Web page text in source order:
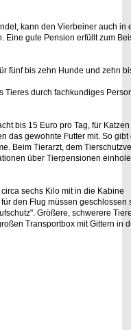
kann den Vierbeiner auch in
Eine gute Pension erfüllt zum
fünf bis zehn Hunde und zehn
Tieres durch fachkundiges
bis 15 Euro pro Tag, für
das gewohnte Futter mit. So gibt
Beim Tierarzt, dem
über Tierpensionen
sechs Kilo mit in die Kabine
den Flug müssen geschlossen
Größere, schwerere
Transportbox mit Gittern in